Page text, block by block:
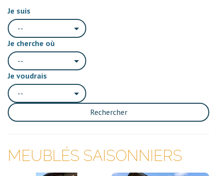
Je suis
--
Je cherche où
--
Je voudrais
--
Rechercher
MEUBLÉS SAISONNIERS